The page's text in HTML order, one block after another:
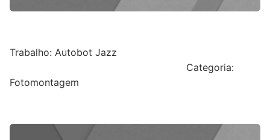
Trabalho: Autobot Jazz
Categoria:
Fotomontagem